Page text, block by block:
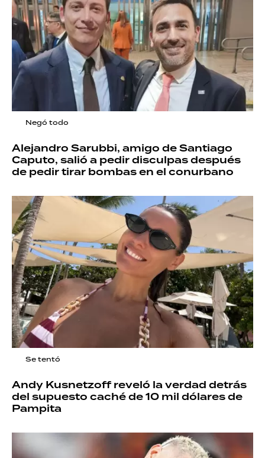
Negó todo
Alejandro Sarubbi, amigo de Santiago
Caputo, salió a pedir disculpas después
de pedir tirar bombas en el conurbano
Se tentó
Andy Kusnetzoff reveló la verdad detrás
del supuesto caché de 10 mil dólares de
Pampita